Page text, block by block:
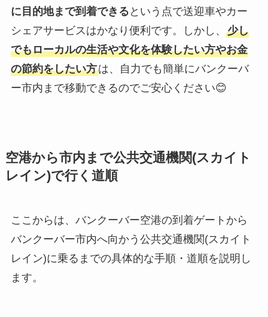
に目的地まで到着できる という点で送迎車やカー
シェアサービスはかなり便利です。しかし、 少し
でもローカルの生活や文化を体験したい方やお金
の節約をしたい方は、自力でも簡単にバンクーバ
ー市内まで移動できるのでご安心ください😊
空港から市内まで公共交通機関(スカイト
レイン)で行く道順
ここからは、バンクーバー空港の到着ゲートから
バンクーバー市内へ向かう公共交通機関(スカイト
レイン)に乗るまでの具体的な手順・道順を説明し
ます。